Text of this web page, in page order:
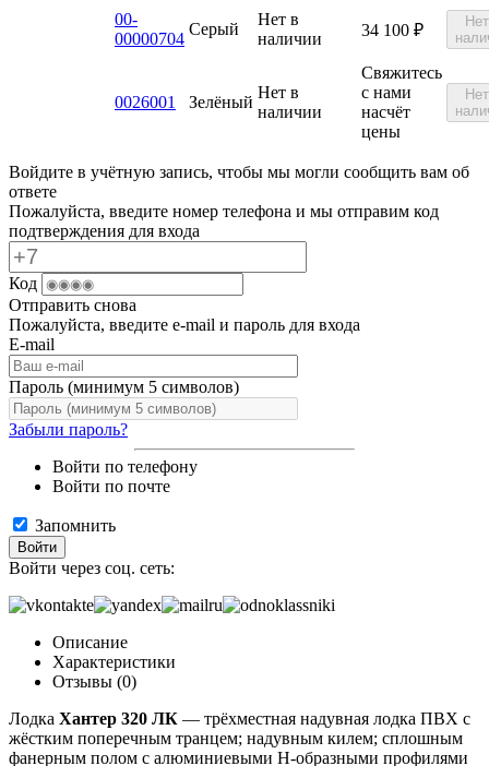
00-
00000704
Серый
Нет в
наличии
34 100 ₽
0026001 Зелёный
Нет в
наличии
Свяжитесь
с нами
насчёт
цены
Войдите в учётную запись, чтобы мы могли сообщить вам об
ответе
Пожалуйста, введите номер телефона и мы отправим код
подтверждения для входа
Код
Отправить снова
Пожалуйста, введите e-mail и пароль для входа
E-mail
Пароль (минимум 5 символов)
Забыли пароль?
Войти по телефону
Войти по почте
Запомнить
Войти
Войти через соц. сеть:
Описание
Характеристики
Отзывы (0)
Лодка Хантер 320 ЛК ― трёхместная надувная лодка ПВХ с
жёстким поперечным транцем; надувным килем; сплошным
фанерным полом с алюминиевыми Н-образными профилями